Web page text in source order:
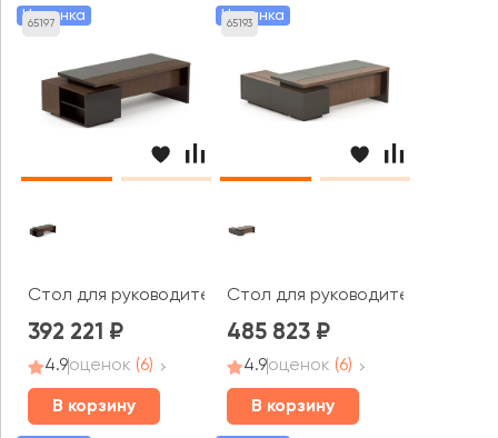
65197
Новинка
Стол для руководителя правый 2400x1200x750 Larry 2
392 221
4.9оценок (6)
В корзину
65193
Новинка
Стол для руководителя
485 823
4.9оценок (6)
В корзину